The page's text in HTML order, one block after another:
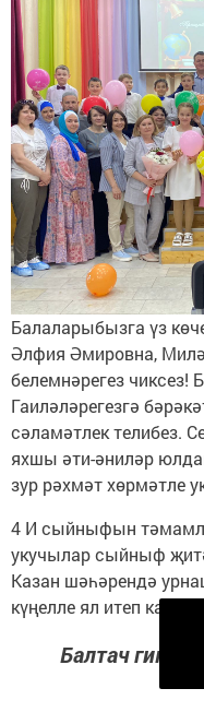
Балаларыбызга үз
Әлфия Әмировна,
белемнәрегез чиксез!
Гаиләләрегезгә
сәламәтлек телибез.
яхшы әти-әниләр
зур рәхмәт хөрмәтле
4 И сыйныфын
укучылар сыйныф
Казан шәһәрендә
күңелле ял итеп
Балтач